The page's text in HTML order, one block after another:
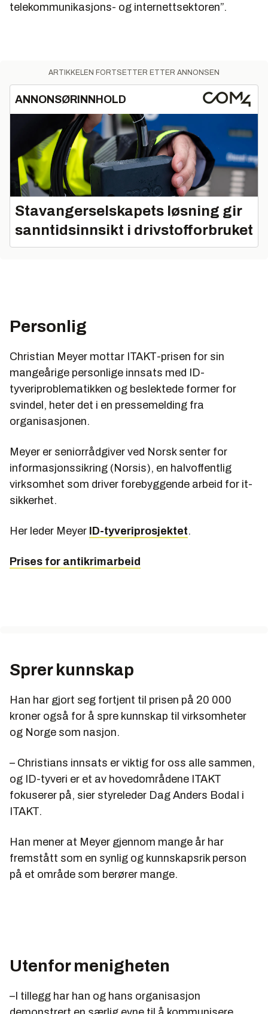
telekommunikasjons- og internettsektoren”.
ARTIKKELEN FORTSETTER ETTER ANNONSEN
ANNONSØRINNHOLD
Stavangerselskapets løsning gir
sanntidsinnsikt i drivstofforbruket
Personlig
Christian Meyer mottar ITAKT-prisen for sin
mangeårige personlige innsats med ID-
tyveriproblematikken og beslektede former for
svindel, heter det i en pressemelding fra
organisasjonen.
Meyer er seniorrådgiver ved Norsk senter for
informasjonssikring (Norsis), en halvoffentlig
virksomhet som driver forebyggende arbeid for it-
sikkerhet.
Her leder Meyer ID-tyveriprosjektet.
Prises for antikrimarbeid
Sprer kunnskap
Han har gjort seg fortjent til prisen på 20 000
kroner også for å spre kunnskap til virksomheter
og Norge som nasjon.
– Christians innsats er viktig for oss alle sammen,
og ID-tyveri er et av hovedområdene ITAKT
fokuserer på, sier styreleder Dag Anders Bodal i
ITAKT.
Han mener at Meyer gjennom mange år har
fremstått som en synlig og kunnskapsrik person
på et område som berører mange.
Utenfor menigheten
–I tillegg har han og hans organisasjon